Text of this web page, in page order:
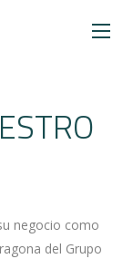
negocio como
del Grupo